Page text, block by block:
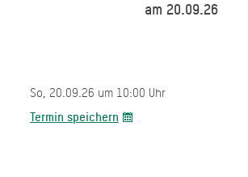
am 20.09.26
So, 20.09.26 um 10:00 Uhr
Termin speichern